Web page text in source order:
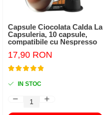
Capsule Ciocolata Calda La
Capsuleria, 10 capsule,
compatibile cu Nespresso
17,90 RON
IN STOC